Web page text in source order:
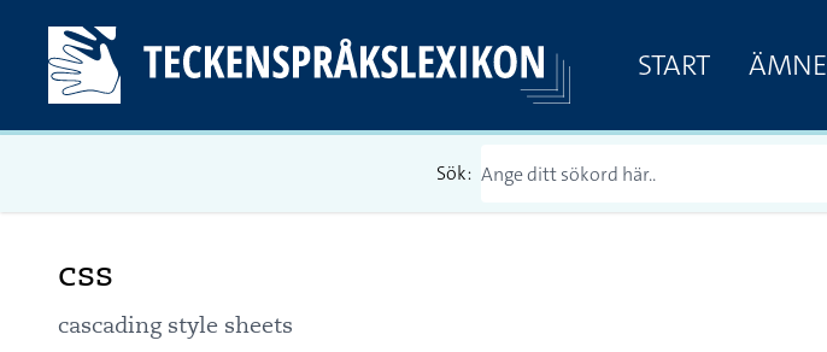
START ÄMNE
Sök:
css
cascading style sheets